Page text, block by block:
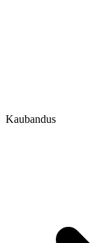
Kaubandus